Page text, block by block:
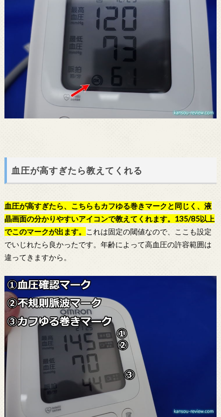
血圧が高すぎたら教えてくれる
血圧が高すぎたら、こちらもカフゆる巻きマークと同じく、液
晶画面の分かりやすいアイコンで教えてくれます。135/85以上
でこのマークが出ます。
これは固定の閾値なので、ここも設定
でいじれたら良かったです。年齢によって高血圧の許容範囲は
違ってきますから。